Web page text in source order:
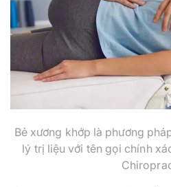
Bẻ xương khớp là phương
lý trị liệu với tên gọi chính